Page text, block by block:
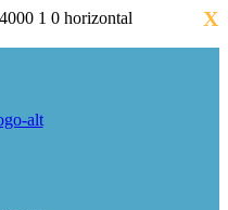
4000 1 0 horizontal
X